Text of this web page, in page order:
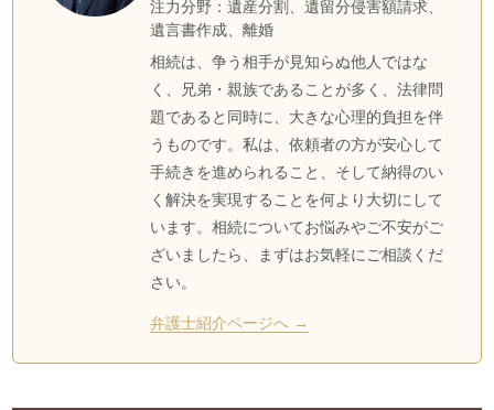
注力分野：遺産分割、遺留分侵害額請求、
遺言書作成、離婚
相続は、争う相手が見知らぬ他人ではな
く、兄弟・親族であることが多く、法律問
題であると同時に、大きな心理的負担を伴
うものです。私は、依頼者の方が安心して
手続きを進められること、そして納得のい
く解決を実現することを何より大切にして
います。相続についてお悩みやご不安がご
ざいましたら、まずはお気軽にご相談くだ
さい。
弁護士紹介ページへ →